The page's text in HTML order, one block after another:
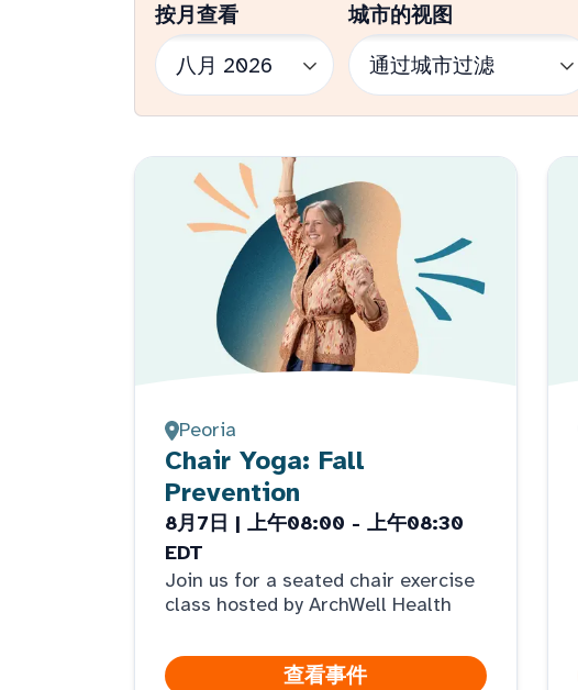
按月查看 城市的视图
Peoria
Chair Yoga: Fall
Prevention
8月7日 | 上午08:00 - 上午08:30
EDT
Join us for a seated chair exercise
class hosted by ArchWell Health
查看事件